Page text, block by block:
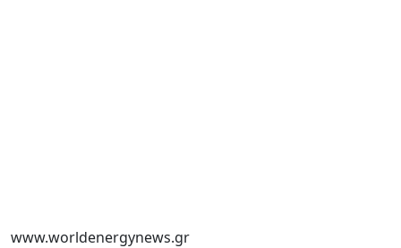
www.worldenergynews.gr